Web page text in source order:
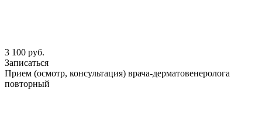
3 100 руб.
Записаться
Прием (осмотр, консультация) врача-дерматовенеролога
повторный